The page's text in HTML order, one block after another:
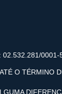
02.532.281/
O TÉRMINO